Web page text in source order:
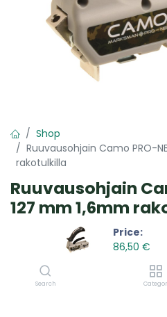
Price:
86,50 €
Search
Shop
Ruuvausohjain Camo PRO-
rakotulkilla
Ruuvausohjain
127 mm 1,6mm
CAMO Marksman Pro-NB
Ruuvausohjain. Terassipintojen
ruuvin oikeassa kulmassa oikeaan
syvyyteen. Soveltuu yleisimmille 83